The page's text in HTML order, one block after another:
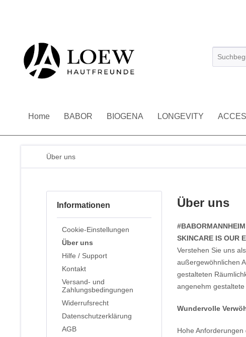
Home BABOR BIOGENA LONGEVITY
Über uns
Informationen
Cookie-Einstellungen
Über uns
Hilfe / Support
Kontakt
Versand- und
Zahlungsbedingungen
Widerrufsrecht
Datenschutzerklärung
AGB
Über uns
#BABORMANNHEIM
SKINCARE IS OUR
Verstehen Sie uns
außergewöhnlichen
gestalteten
angenehm gestaltete
Wundervolle
Hohe